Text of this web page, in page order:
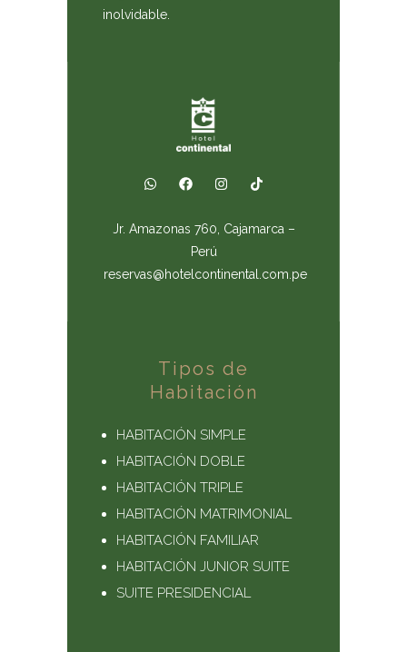
inolvidable.
Jr. Amazonas 760, Cajamarca –
Perú
reservas@hotelcontinental.com.pe
Tipos de
Habitación
HABITACIÓN SIMPLE
HABITACIÓN DOBLE
HABITACIÓN TRIPLE
HABITACIÓN MATRIMONIAL
HABITACIÓN FAMILIAR
HABITACIÓN JUNIOR SUITE
SUITE PRESIDENCIAL